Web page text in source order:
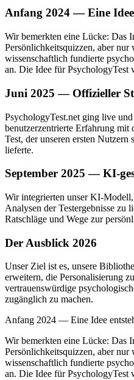
Anfang 2024 — Eine
Wir bemerkten eine Lücke: Das
Persönlichkeitsquizzen, aber
wissenschaftlich fundierte
an. Die Idee für PsychologyTest
Juni 2025 — Offizieller
PsychologyTest.net ging live
benutzerzentrierte Erfahrung
Test, der unseren ersten
lieferte.
September 2025 — KI-
Wir integrierten unser KI-
Analysen der Testergebnisse zu
Ratschläge und Wege zur
Der Ausblick 2026
Unser Ziel ist es, unsere
erweitern, die Personalisierung
vertrauenswürdige
zugänglich zu machen.
Anfang 2024 — Eine Idee
Wir bemerkten eine Lücke: Das
Persönlichkeitsquizzen, aber
wissenschaftlich fundierte
an. Die Idee für PsychologyTest